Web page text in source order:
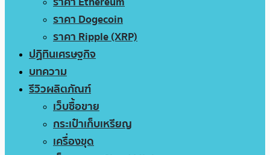
ราคา Dogecoin
ราคา Ripple (XRP)
ปฏิทินเศรษฐกิจ
บทความ
รีวิวผลิตภัณฑ์
เว็บซื้อขาย
กระเป๋าเก็บเหรียญ
เครื่องขุด